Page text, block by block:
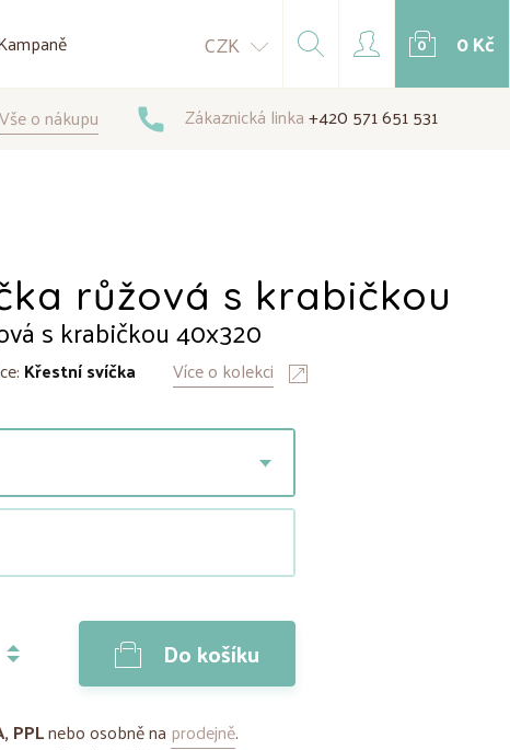
CZK 0 0 Kč
Vše o nákupu Zákaznická linka+420 571 651 531
růžová s krabičkou
s krabičkou 40x320
Křestní svíčka Více o kolekci
Do košíku
PPLnebo osobně na prodejně.